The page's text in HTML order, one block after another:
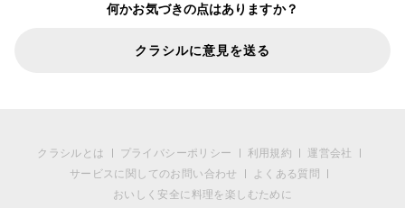
何かお気づきの点はありますか？
クラシルに意見を送る
クラシルとは プライバシーポリシー 利用規約
運営会社
サービスに関してのお問い合わせ
よくある質問
おいしく安全に料理を楽しむために